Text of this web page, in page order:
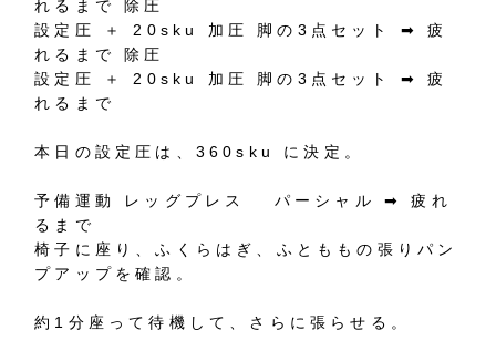
れるまで
除圧
設定圧
＋ 20sku 加圧 脚の 3 点セット ➡︎
疲
れるまで
除圧
設定圧
＋ 20sku 加圧 脚の 3 点セット ➡︎
疲
れるまで
本日の設定圧は、 360sku に決定。
予備運動 レッグプレス パーシャル ➡︎
疲れ
るまで
椅子に座り、ふくらはぎ、ふとももの張りパン
プアップを確認。
約 1 分座って待機して、さらに張らせる。